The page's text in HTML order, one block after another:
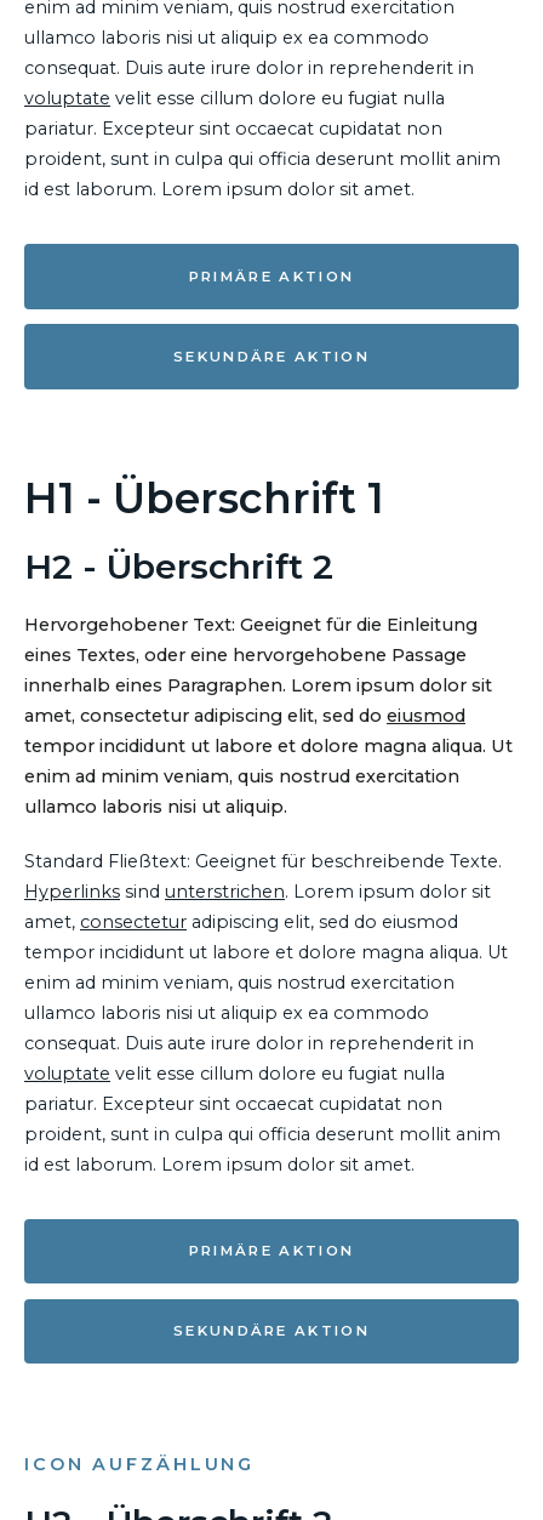
enim ad minim veniam, quis nostrud exercitation
ullamco laboris nisi ut aliquip ex ea commodo
consequat. Duis aute irure dolor in reprehenderit in
voluptate velit esse cillum dolore eu fugiat nulla
pariatur. Excepteur sint occaecat cupidatat non
proident, sunt in culpa qui officia deserunt mollit anim
id est laborum. Lorem ipsum dolor sit amet.
PRIMÄRE AKTION
SEKUNDÄRE AKTION
H1 - Überschrift 1
H2 - Überschrift 2
Hervorgehobener Text: Geeignet für die Einleitung
eines Textes, oder eine hervorgehobene Passage
innerhalb eines Paragraphen. Lorem ipsum dolor sit
amet, consectetur adipiscing elit, sed do eiusmod
tempor incididunt ut labore et dolore magna aliqua. Ut
enim ad minim veniam, quis nostrud exercitation
ullamco laboris nisi ut aliquip.
Standard Fließtext: Geeignet für beschreibende Texte.
Hyperlinks sind unterstrichen. Lorem ipsum dolor sit
amet, consectetur adipiscing elit, sed do eiusmod
tempor incididunt ut labore et dolore magna aliqua. Ut
enim ad minim veniam, quis nostrud exercitation
ullamco laboris nisi ut aliquip ex ea commodo
consequat. Duis aute irure dolor in reprehenderit in
voluptate velit esse cillum dolore eu fugiat nulla
pariatur. Excepteur sint occaecat cupidatat non
proident, sunt in culpa qui officia deserunt mollit anim
id est laborum. Lorem ipsum dolor sit amet.
PRIMÄRE AKTION
SEKUNDÄRE AKTION
ICON AUFZÄHLUNG